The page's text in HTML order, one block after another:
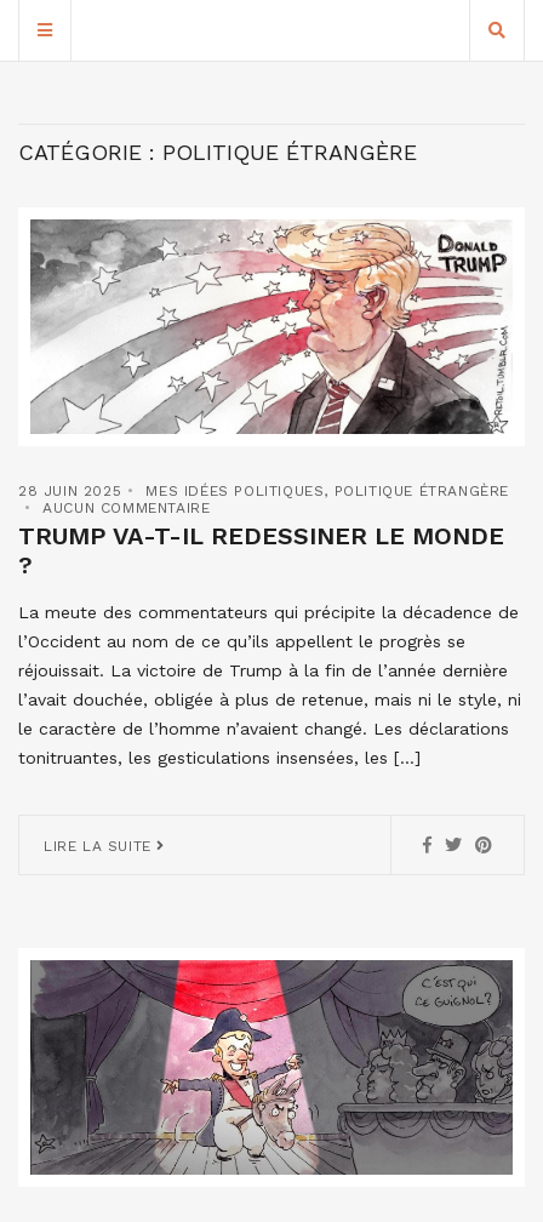
CATÉGORIE : POLITIQUE ÉTRANGÈRE
28 JUIN 2025 MES IDÉES POLITIQUES, POLITIQUE ÉTRANGÈRE
AUCUN COMMENTAIRE
TRUMP VA-T-IL REDESSINER LE MONDE
?
La meute des commentateurs qui précipite la décadence de
l’Occident au nom de ce qu’ils appellent le progrès se
réjouissait. La victoire de Trump à la fin de l’année dernière
l’avait douchée, obligée à plus de retenue, mais ni le style, ni
le caractère de l’homme n’avaient changé. Les déclarations
tonitruantes, les gesticulations insensées, les […]
LIRE LA SUITE